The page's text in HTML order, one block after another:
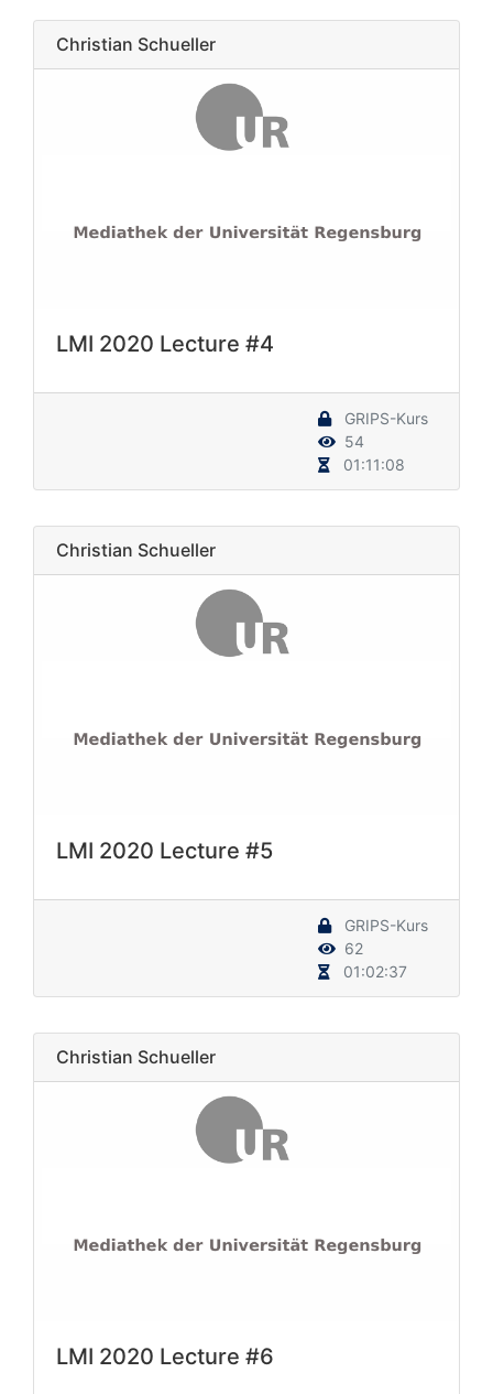
Christian Schueller
LMI 2020 Lecture #4
GRIPS-Kurs
54
01:11:08
Christian Schueller
LMI 2020 Lecture #5
GRIPS-Kurs
62
01:02:37
Christian Schueller
LMI 2020 Lecture #6